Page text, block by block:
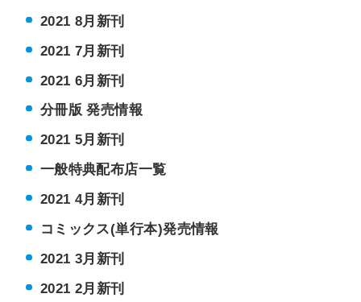
2021 8月新刊
2021 7月新刊
2021 6月新刊
分冊版 発売情報
2021 5月新刊
一般特典配布店一覧
2021 4月新刊
コミックス(単行本)発売情報
2021 3月新刊
2021 2月新刊